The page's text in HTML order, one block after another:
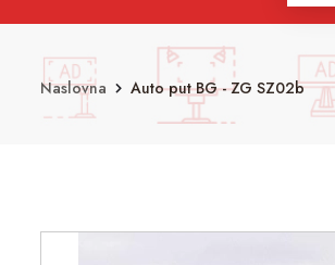
Naslovna Auto put BG - ZG SZ02b